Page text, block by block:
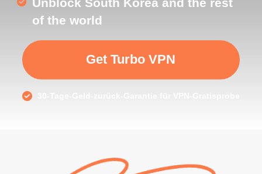
of the world
Get Turbo VPN